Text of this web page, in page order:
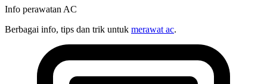
Info perawatan AC
Berbagai info, tips dan trik untuk merawat ac.